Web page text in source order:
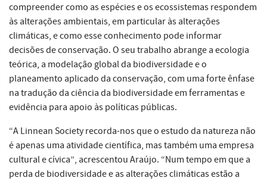
compreender como as espécies e os ecossistemas respondem
às alterações ambientais, em particular às alterações
climáticas, e como esse conhecimento pode informar
decisões de conservação. O seu trabalho abrange a ecologia
teórica, a modelação global da biodiversidade e o
planeamento aplicado da conservação, com uma forte ênfase
na tradução da ciência da biodiversidade em ferramentas e
evidência para apoio às políticas públicas.
“A Linnean Society recorda-nos que o estudo da natureza não
é apenas uma atividade científica, mas também uma empresa
cultural e cívica”, acrescentou Araújo. “Num tempo em que a
perda de biodiversidade e as alterações climáticas estão a